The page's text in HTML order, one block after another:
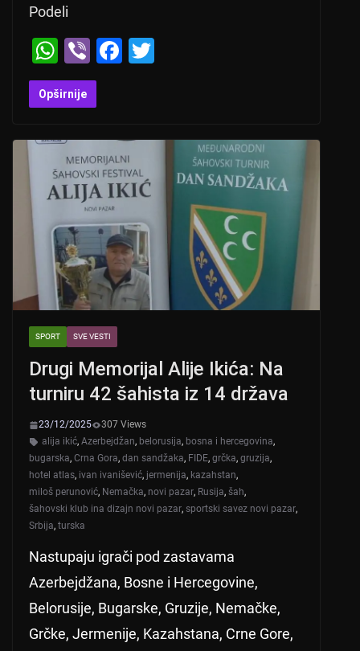
Podeli
W
h
at
A
p
p
Vi
b
er
F
b
o
o
k
Opširnije
SPORT SVE VESTI
Drugi Memorijal Alije Ikića: Na
turniru 42 šahista iz 14 država
23/12/2025
307 Views
alija ikić, Azerbejdžan, belorusija, bosna i hercegovina,
bugarska, Crna Gora, dan sandžaka, FIDE, grčka, gruzija,
hotel atlas, ivan ivanišević, jermenija, kazahstan,
miloš perunović, Nemačka, novi pazar, Rusija, šah,
šahovski klub ina dizajn novi pazar, sportski savez novi pazar,
Srbija, turska
Nastupaju igrači pod zastavama
Azerbejdžana, Bosne i Hercegovine,
Belorusije, Bugarske, Gruzije, Nemačke,
Grčke, Jermenije, Kazahstana, Crne Gore,